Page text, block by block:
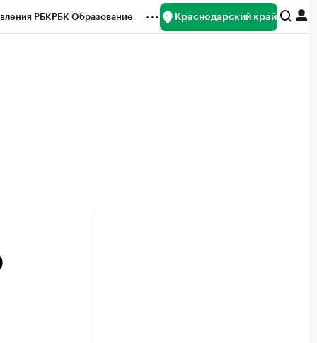
РБКРБК Образование Краснодарский край